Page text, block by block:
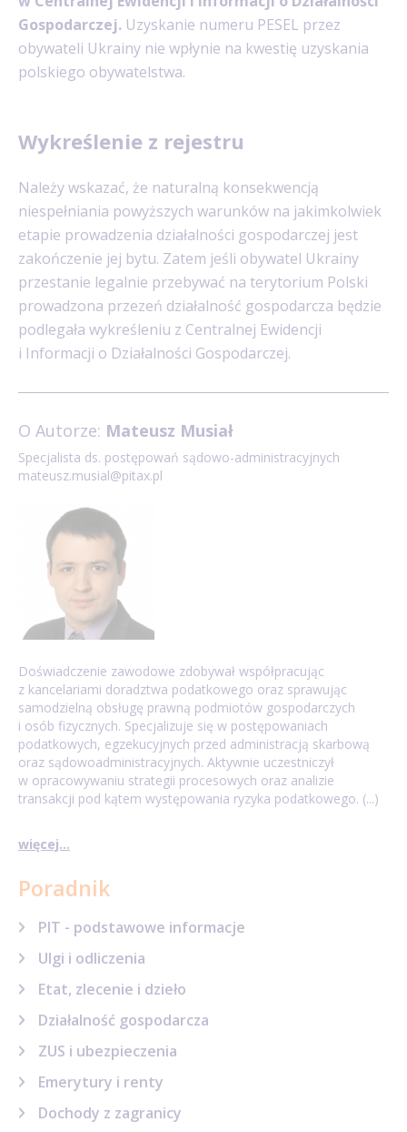
Gospodarczej. Uzyskanie numeru PESEL przez
obywateli Ukrainy nie wpłynie na kwestię uzyskania
polskiego obywatelstwa.
Wykreślenie z rejestru
Należy wskazać, że naturalną konsekwencją
niespełniania powyższych warunków na jakimkolwiek
etapie prowadzenia działalności gospodarczej jest
zakończenie jej bytu. Zatem jeśli obywatel Ukrainy
przestanie legalnie przebywać na terytorium Polski
prowadzona przezeń działalność gospodarcza będzie
podlegała wykreśleniu z Centralnej Ewidencji
i Informacji o Działalności Gospodarczej.
O Autorze: Mateusz Musiał
Specjalista ds. postępowań sądowo-administracyjnych
mateusz.musial@pitax.pl
Doświadczenie zawodowe zdobywał współpracując
z kancelariami doradztwa podatkowego oraz sprawując
samodzielną obsługę prawną podmiotów gospodarczych
i osób fizycznych. Specjalizuje się w postępowaniach
podatkowych, egzekucyjnych przed administracją skarbową
oraz sądowoadministracyjnych. Aktywnie uczestniczył
w opracowywaniu strategii procesowych oraz analizie
transakcji pod kątem występowania ryzyka podatkowego. (...)
więcej...
Poradnik
PIT - podstawowe informacje
Ulgi i odliczenia
Etat, zlecenie i dzieło
Działalność gospodarcza
ZUS i ubezpieczenia
Emerytury i renty
Dochody z zagranicy